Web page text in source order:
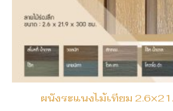
ผนังระแนงไม้เทียม